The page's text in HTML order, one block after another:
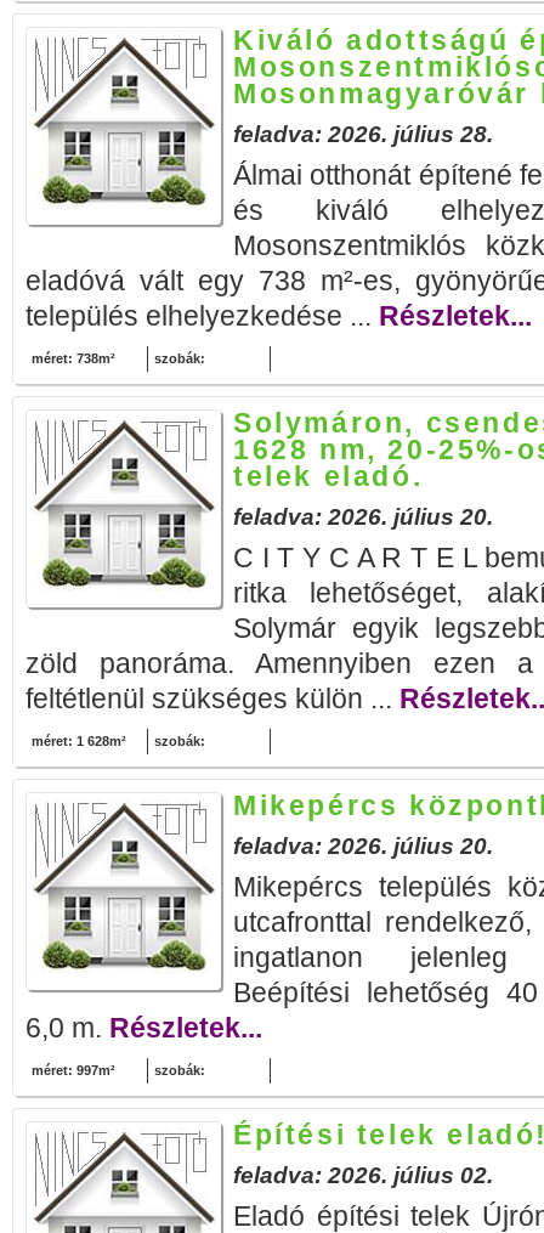
Kiváló adottságú
feladva: 2026. július 28.
Álmai otthonát építené
és kiváló
Mosonszentmiklós
eladóvá vált egy 738 m²-es,
település elhelyezkedése ... Részletek...
méret: 738m² szobák:
Solymáron,
1628 nm, 20-25%-
telek eladó.
feladva: 2026. július 20.
C I T Y C A R T E L
ritka lehetőséget,
Solymár egyik
zöld panoráma. Amennyiben ezen
feltétlenül szükséges külön ...
méret: 1 628m² szobák:
Mikepércs
feladva: 2026. július 20.
Mikepércs település
utcafronttal
ingatlanon jelenleg
Beépítési lehetőség
6,0 m. Részletek...
méret: 997m² szobák:
Építési telek
feladva: 2026. július 02.
Eladó építési telek